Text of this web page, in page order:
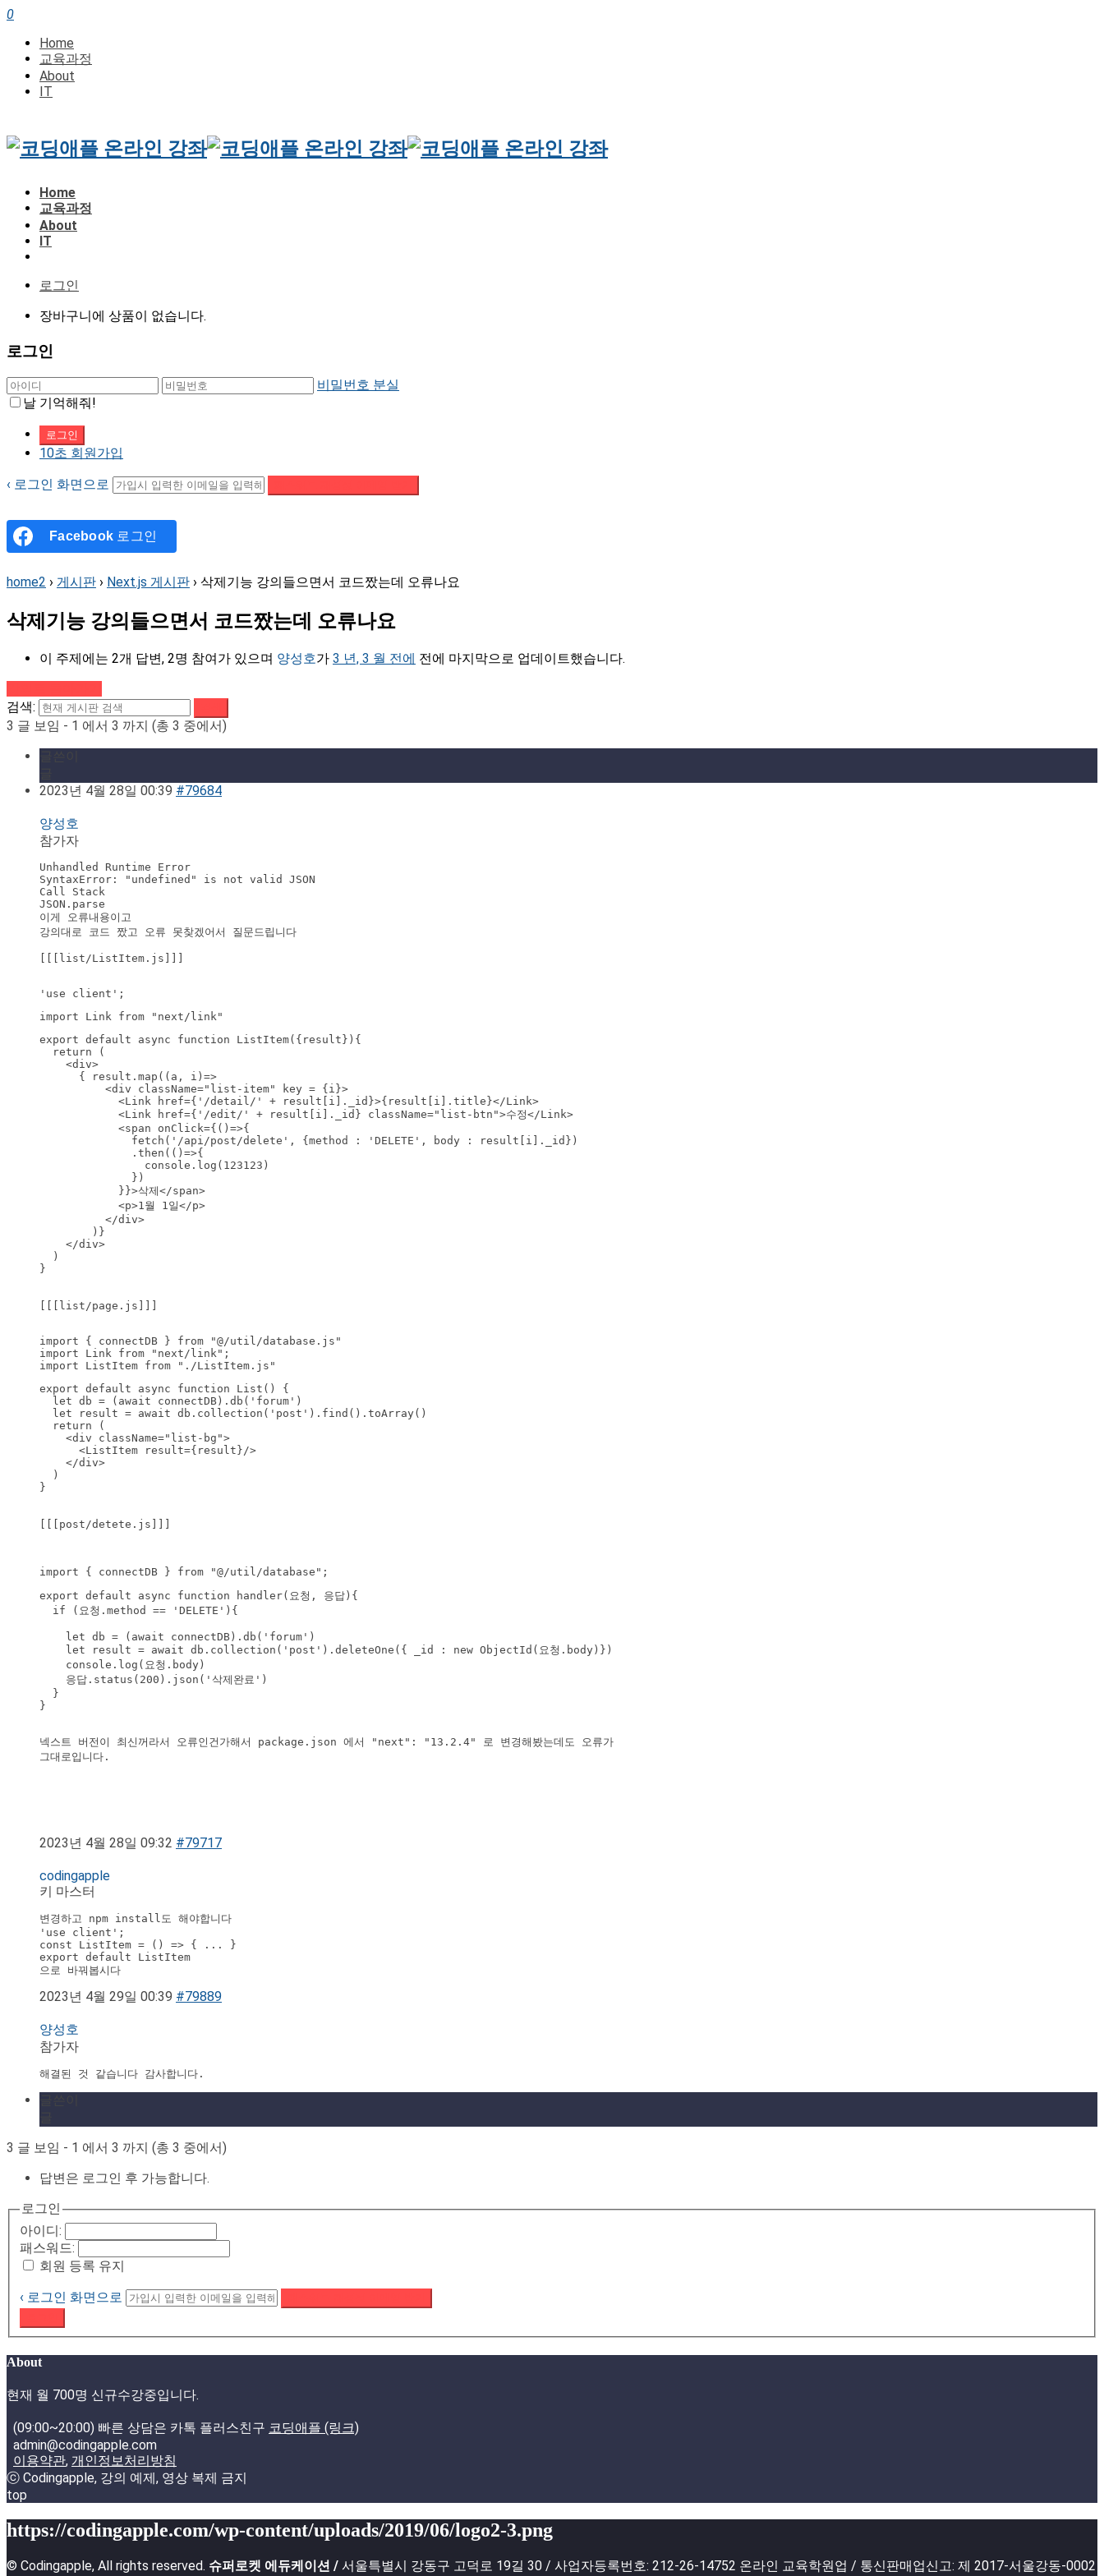
0
Home
교육과정
About
IT
Home
교육과정
About
IT
로그인
장바구니에 상품이 없습니다.
로그인
비밀번호 분실
날 기억해줘!
10초 회원가입
‹ 로그인 화면으로
Facebook 로그인
home2 › 게시판 › Next.js 게시판 › 삭제기능 강의들으면서 코드짰는데 오류나요
삭제기능 강의들으면서 코드짰는데 오류나요
이 주제에는 2개 답변, 2명 참여가 있으며 양성호가 3 년, 3 월 전에 전에 마지막으로 업데이트했습니다.
검색:
3 글 보임 - 1 에서 3 까지 (총 3 중에서)
2023년 4월 28일 00:39 #79684
양성호
참가자
Unhandled Runtime Error
SyntaxError: "undefined" is not valid JSON
Call Stack
JSON.parse
이게 오류내용이고
강의대로 코드 짰고 오류 못찾겠어서 질문드립니다
[[[list/ListItem.js]]]
'use client';
import Link from "next/link"
export default async function ListItem({result}){
return (
<div>
{ result.map((a, i)=>
<div className="list-item" key = {i}>
<Link href={'/detail/' + result[i]._id}>{result[i].title}</Link>
<Link href={'/edit/' + result[i]._id} className="list-btn">수정</Link>
<span onClick={()=>{
fetch('/api/post/delete', {method : 'DELETE', body : result[i]._id})
.then(()=>{
console.log(123123)
})
}}>삭제</span>
<p>1월 1일</p>
</div>
)}
</div>
)
}
[[[list/page.js]]]
import { connectDB } from "@/util/database.js"
import Link from "next/link";
import ListItem from "./ListItem.js"
export default async function List() {
let db = (await connectDB).db('forum')
let result = await db.collection('post').find().toArray()
return (
<div className="list-bg">
<ListItem result={result}/>
</div>
)
}
[[[post/detete.js]]]
import { connectDB } from "@/util/database";
export default async function handler(요청, 응답){
if (요청.method == 'DELETE'){
let db = (await connectDB).db('forum')
let result = await db.collection('post').deleteOne({ _id : new ObjectId(요청.body)})
console.log(요청.body)
응답.status(200).json('삭제완료')
}
}
넥스트 버전이 최신꺼라서 오류인건가해서 package.json 에서 "next": "13.2.4" 로 변경해봤는데도 오류가
그대로입니다.
2023년 4월 28일 09:32 #79717
codingapple
키 마스터
변경하고 npm install도 해야합니다
'use client';
const ListItem = () => { ... }
export default ListItem
으로 바꿔봅시다
2023년 4월 29일 00:39 #79889
양성호
참가자
해결된 것 같습니다 감사합니다.
3 글 보임 - 1 에서 3 까지 (총 3 중에서)
답변은 로그인 후 가능합니다.
로그인
아이디:
패스워드:
회원 등록 유지
‹ 로그인 화면으로
About
현재 월 700명 신규수강중입니다.
(09:00~20:00) 빠른 상담은 카톡 플러스친구 코딩애플 (링크)
admin@codingapple.com
이용약관, 개인정보처리방침
ⓒ Codingapple, 강의 예제, 영상 복제 금지
top
https://codingapple.com/wp-content/uploads/2019/06/logo2-3.png
© Codingapple, All rights reserved. 슈퍼로켓 에듀케이션 / 서울특별시 강동구 고덕로 19길 30 / 사업자등록번호: 212-26-14752 온라인 교육학원업 / 통신판매업신고: 제 2017-서울강동-0002